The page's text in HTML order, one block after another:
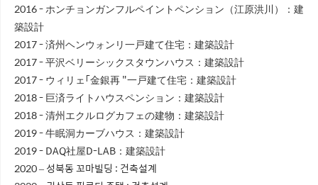
2016 - ホンチョンガンフルペイントペンション（江原洪川）：建
築設計
2017 - 済州ヘンウォンリ一戸建て住宅：建築設計
2017 - 平沢ベリーシックスタウンハウス：建築設計
2017 - ウィリェ「金銀再 "一戸建て住宅：建築設計
2018 - 巨済ライトハウスペンション：建築設計
2018 - 清州エクルログカフェの建物：建築設計
2019 - 牛眠洞カーブハウス：建築設計
2019 - DAQ社屋D-LAB：建築設計
2020 – 성북동 꼬마빌딩 : 건축설계